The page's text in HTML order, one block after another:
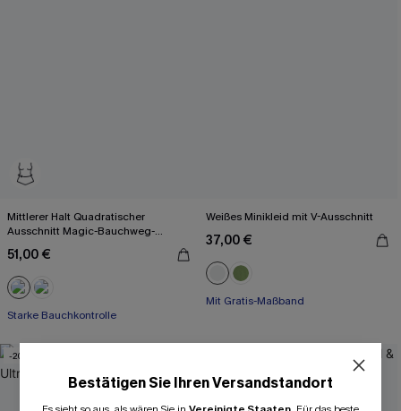
Mittlerer Halt Quadratischer
Ausschnitt Magic-Bauchweg-
51,00 €
Starke Bauchkontrolle
Weißes Minikleid mit V-Ausschnitt
37,00 €
Mit Gratis-Maßband
-20%
Bestätigen Sie Ihren Versandstandort